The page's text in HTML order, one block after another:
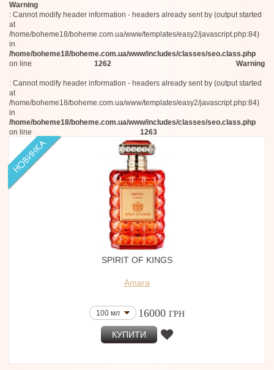
Warning
: Cannot modify header information - headers already sent by (output started
at
/home/boheme18/boheme.com.ua/www/templates/easy2/javascript.php:84)
in
/home/boheme18/boheme.com.ua/www/includes/classes/seo.class.php
on line
1262 Warning
: Cannot modify header information - headers already sent by (output started
at
/home/boheme18/boheme.com.ua/www/templates/easy2/javascript.php:84)
in
/home/boheme18/boheme.com.ua/www/includes/classes/seo.class.php
on line
1263
SPIRIT OF KINGS
Amara
100 мл 16000 ГРН
КУПИТИ